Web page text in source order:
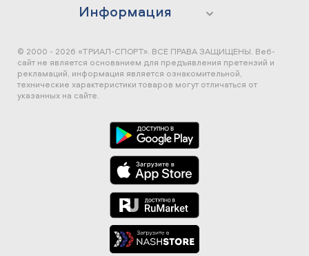
Информация
© 2000 - 2026 «ТРИАЛ-СПОРТ». ВСЕ ПРАВА ЗАЩИЩЕНЫ. Веб-
сайт не является основанием для предъявления претензий и
рекламаций, информация является ознакомительной,
технические характеристики товаров могут отличаться от
указанных на сайте.